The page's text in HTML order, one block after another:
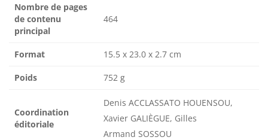
Nombre de pages
de contenu
principal
464
Format 15.5 x 23.0 x 2.7 cm
Poids 752 g
Coordination
éditoriale
Denis ACCLASSATO HOUENSOU,
Xavier GALIÈGUE, Gilles
Armand SOSSOU